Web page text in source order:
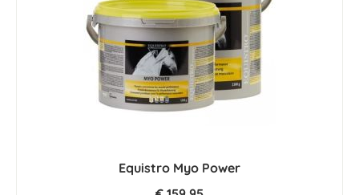
Equistro Myo Power